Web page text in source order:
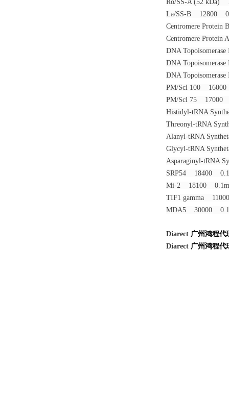
Ro/SS-A (52
La/SS-B 12800
Centromere
Centromere
DNA
DNA
DNA
PM/Scl 100
PM/Scl 75
Histidyl-tRNA
Threonyl-tRNA
Alanyl-tRNA
Glycyl-tRNA
Asparaginyl-tRNA
SRP54 18400
Mi-2 18100
TIF1 gamma
MDA5 30000
Diarect 广州鸿程代
Diarect 广州鸿程代